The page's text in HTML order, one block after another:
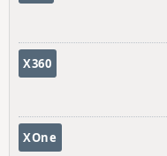
X360
XOne